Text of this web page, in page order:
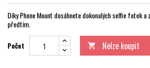
Díky Phone Mount dosáhnete dokonalých selfie fotek a
předtím.
Počet  Nelze koupit